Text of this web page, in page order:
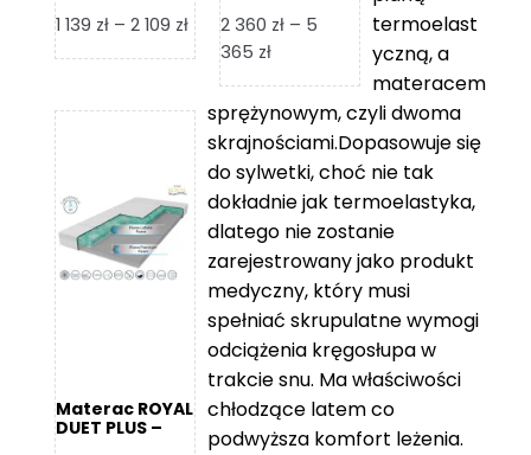
1 139 zł – 2 109 złZakres
cen:
1
139 zł
do
2
109 zł
piankowy
2 360 zł – 5
365 złZakres
od
2
360 zł
5
365 zł
Materac ROYAL
DUET PLUS –
termoelast
yczną, a
materacem
sprężynowym, czyli dwoma
skrajnościami.Dopasowuje się
do sylwetki, choć nie tak
dokładnie jak termoelastyka,
dlatego nie zostanie
zarejestrowany jako produkt
medyczny, który musi
spełniać skrupulatne wymogi
odciążenia kręgosłupa w
trakcie snu. Ma właściwości
chłodzące latem co
podwyższa komfort leżenia.